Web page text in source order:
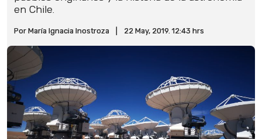
en Chile.
Por María Ignacia Inostroza 22 May, 2019. 12:43 hrs